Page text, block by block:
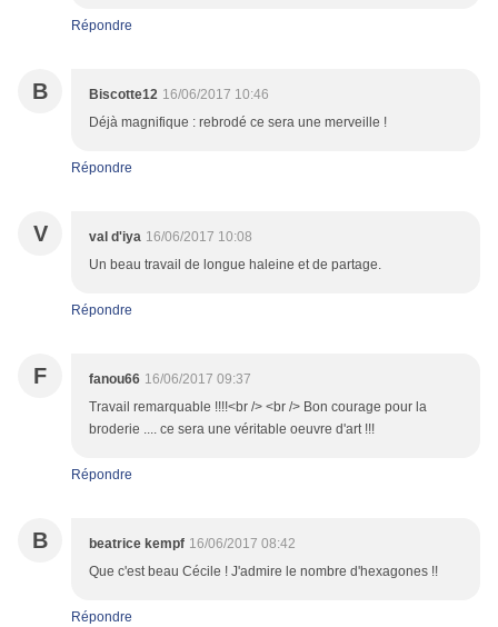
Répondre
B Biscotte12 16/06/2017 10:46
Déjà magnifique : rebrodé ce sera une merveille !
Répondre
V val d'iya 16/06/2017 10:08
Un beau travail de longue haleine et de partage.
Répondre
F fanou66 16/06/2017 09:37
Travail remarquable !!!!<br /> <br /> Bon courage pour la
broderie .... ce sera une véritable oeuvre d'art !!!
Répondre
B beatrice kempf 16/06/2017 08:42
Que c'est beau Cécile ! J'admire le nombre d'hexagones !!
Répondre